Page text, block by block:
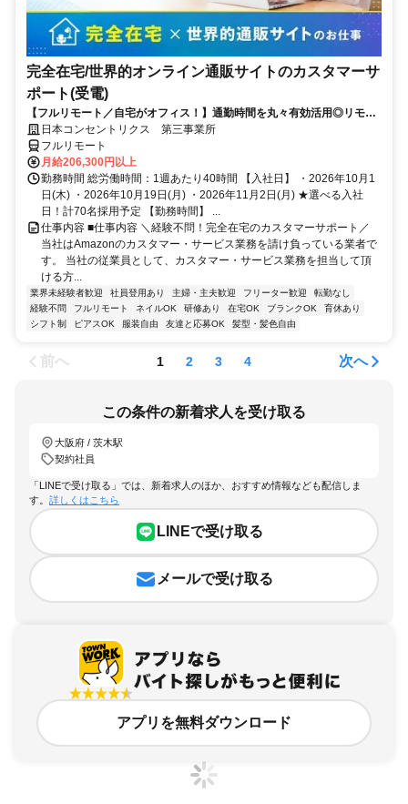
完全在宅/世界的オンライン通販サイトのカスタマーサ
ポート(受電)
【フルリモート／自宅がオフィス！】通勤時間を丸々有効活用◎リモー
ト研修・フォロー充実で在宅でも安心★セールス要素一切なし！
日本コンセントリクス 第三事業所
フルリモート
月給206,300円以上
勤務時間 総労働時間：1週あたり40時間 【入社日】 ・2026年10月1
日(木) ・2026年10月19日(月) ・2026年11月2日(月) ★選べる入社
日！計70名採用予定 【勤務時間】 ...
仕事内容 ■仕事内容 ＼経験不問！完全在宅のカスタマーサポート／
当社はAmazonのカスタマー・サービス業務を請け負っている業者で
す。 当社の従業員として、カスタマー・サービス業務を担当して頂
ける方...
業界未経験者歓迎 社員登用あり 主婦・主夫歓迎 フリーター歓迎
転勤なし
経験不問
フルリモート ネイルOK 研修あり 在宅OK ブランクOK
育休あり
シフト制
ピアスOK 服装自由 友達と応募OK 髪型・髪色自由
前へ 1 2 3 4 次へ
この条件の新着求人を受け取る
大阪府 / 茨木駅
契約社員
「LINEで受け取る」では、新着求人のほか、おすすめ情報なども配信しま
す。 詳しくはこちら
LINEで受け取る
メールで受け取る
アプリを無料ダウンロード